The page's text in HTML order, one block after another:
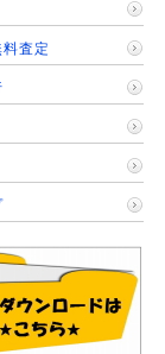
査定